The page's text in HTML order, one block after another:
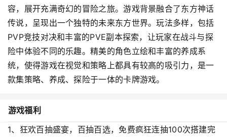
容，展开充满奇幻的冒险之旅。游戏背景融合了东方神话
传说，呈现出一个独特的未来东方世界。玩法多样，包括
PVP竞技对决和丰富的PVE副本探索，让玩家在战斗与探
险中体验不同的乐趣。精美的角色立绘和丰富的养成系
统，使得游戏在视觉和策略上都具有较高的吸引力，是一
款集策略、养成、探险于一体的卡牌游戏。
游戏福利
1、狂欢百抽盛宴，百抽百选，免费疯狂连抽100次搭建完